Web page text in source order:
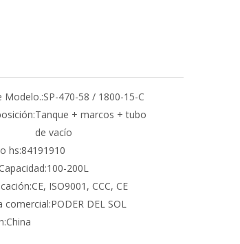
Modelo.:SP-470-58 / 1800-15-C
Tanque + marcos + tubo
de vacío
hs:84191910
100-200L
CE, ISO9001, CCC, CE
comercial:PODER DEL SOL
China